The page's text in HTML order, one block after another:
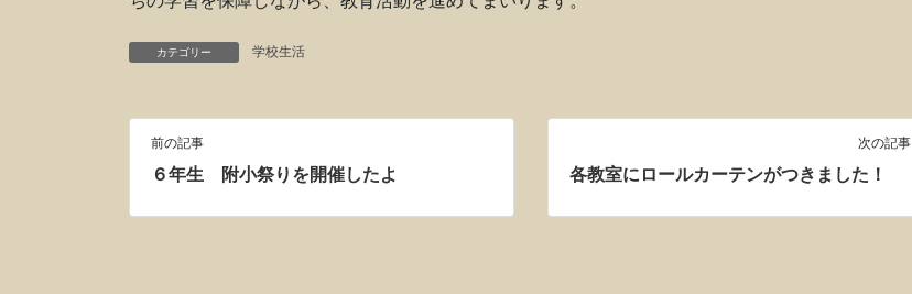
カテゴリー 学校生活
前の記事
６年生 附小祭りを開催したよ
次の記事
各教室にロールカーテンがつきました！